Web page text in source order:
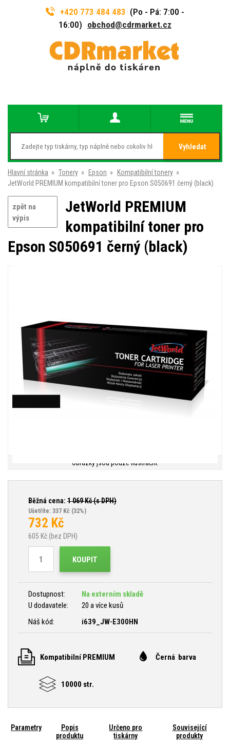
+420 773 484 483 (Po - Pá: 7:00 -
16:00) obchod@cdrmarket.cz
Vyhledat
Hlavní stránka » Tonery » Epson » Kompatibilní tonery »
JetWorld PREMIUM kompatibilní toner pro Epson S050691 černý (black)
zpět na
výpis
JetWorld PREMIUM
kompatibilní toner pro
Epson S050691 černý (black)
Obrázky jsou pouze ilustrační.
Běžná cena: 1 069Kč (s DPH)
Ušetříte: 337 Kč (32%)
732 Kč
605 Kč (bez DPH)
KOUPIT
Dostupnost:
Na externím skladě
U dodavatele:
20 a více kusů
Náš kód:
i639_JW-E300HN
Kompatibilní PREMIUM Černá barva
10000 str.
Parametry
Popis
produktu
Určeno pro
tiskárny
Související
produkty